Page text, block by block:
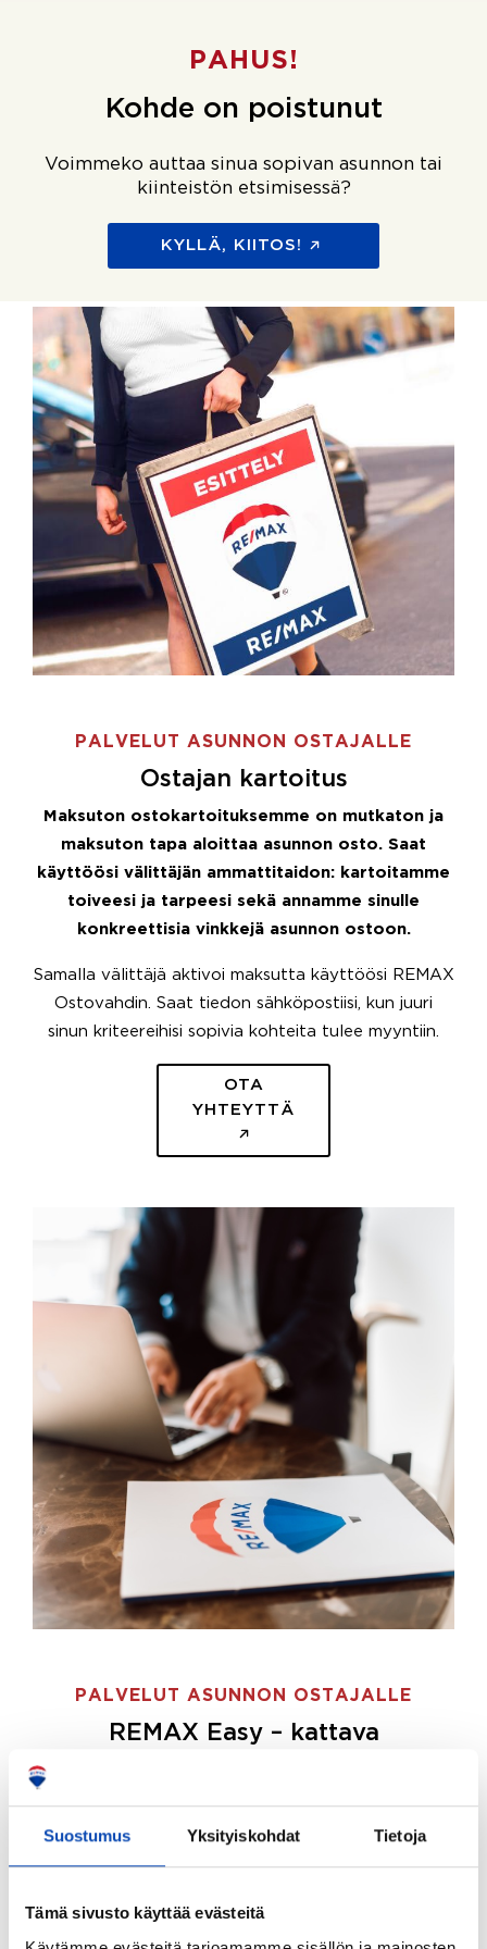
Suostumus Yksityiskohdat Tietoja
Tämä sivusto käyttää evästeitä
PAHUS!
Kohde on poistunut
Voimmeko auttaa sinua sopivan asunnon tai
kiinteistön etsimisessä?
KYLLÄ, KIITOS!
PALVELUT ASUNNON OSTAJALLE
Ostajan kartoitus
Maksuton ostokartoituksemme on mutkaton ja
maksuton tapa aloittaa asunnon osto. Saat
käyttöösi välittäjän ammattitaidon: kartoitamme
toiveesi ja tarpeesi sekä annamme sinulle
konkreettisia vinkkejä asunnon ostoon.
Samalla välittäjä aktivoi maksutta käyttöösi REMAX
Ostovahdin. Saat tiedon sähköpostiisi, kun juuri
sinun kriteereihisi sopivia kohteita tulee myyntiin.
OTA
YHTEYTTÄ
PALVELUT ASUNNON OSTAJALLE
REMAX Easy – kattava
ostajille.
Tee ostotoimeksianto ja etsimme juuri